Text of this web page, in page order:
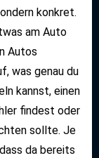
konkret.
am Auto
Autos
was genau du
kannst, einen
findest oder
sollte. Je
da bereits